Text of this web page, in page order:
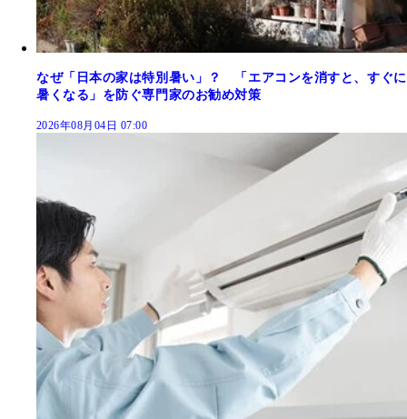
なぜ「日本の家は特別暑い」？ 「エアコンを消すと、すぐに
暑くなる」を防ぐ専門家のお勧め対策
2026年08月04日 07:00